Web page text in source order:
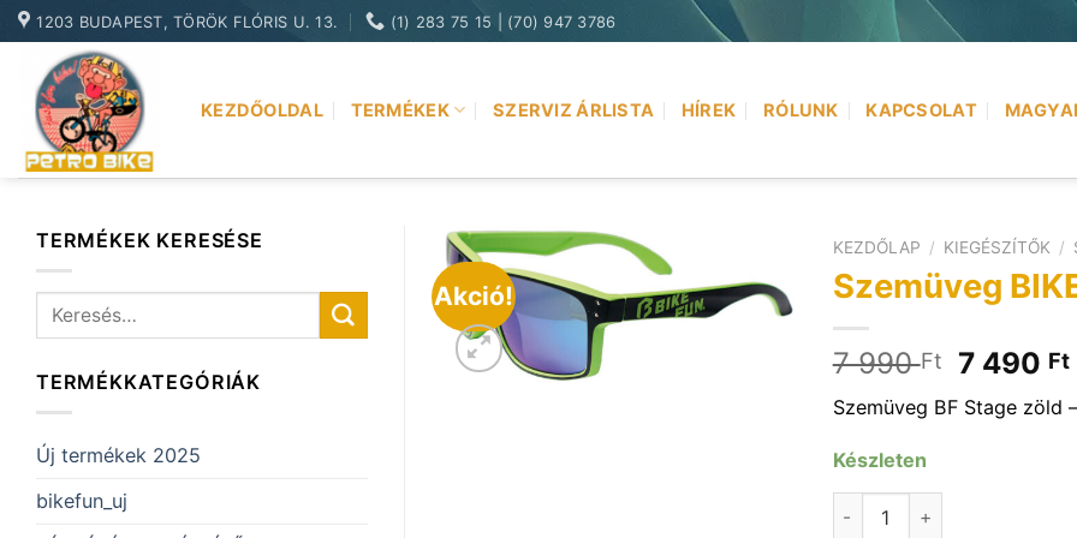
Skip
to
content
1203 BUDAPEST, TÖRÖK FLÓRIS U. 13. (1) 283 75 15 | (70) 947 3786
KEZDŐOLDAL TERMÉKEK SZERVIZ ÁRLISTA HÍREK RÓLUNK KAPCSOLAT
TERMÉKEK KERESÉSE
Keresés
TERMÉKKATEGÓRIÁK
Új termékek 2025
bikefun_uj
Akció!
KEZDŐLAP / KIEGÉSZÍTŐK /
Szemüveg
7 990Ft
Original
price
was:
7 490 Ft
Szemüveg BF Stage zöld –
Készleten